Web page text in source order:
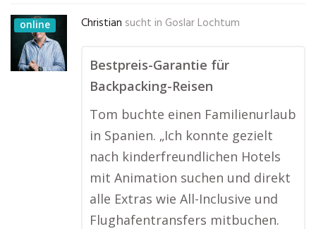
online Christian sucht in Goslar Lochtum
Bestpreis-Garantie für
Backpacking-Reisen
Tom buchte einen Familienurlaub
in Spanien. „Ich konnte gezielt
nach kinderfreundlichen Hotels
mit Animation suchen und direkt
alle Extras wie All-Inclusive und
Flughafentransfers mitbuchen.